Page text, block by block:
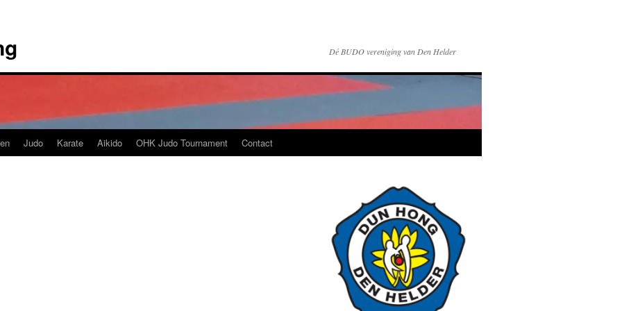
Dé BUDO vereniging van Den Helder
Judo Karate Aikido OHK Judo Tournament Contact